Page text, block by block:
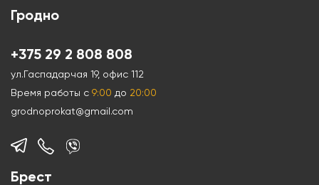
Гродно
+375 29 2 808 808
ул.Гаспадарчая 19, офис 112
Время работы с 9:00 до 20:00
grodnoprokat@gmail.com
Брест